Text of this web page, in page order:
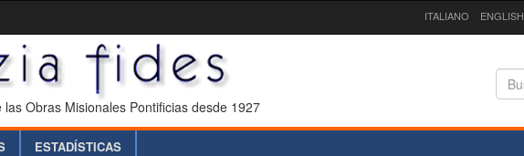
ITALIANO ENGLISH
Obras Misionales Pontificias desde 1927
ESTADÍSTICAS